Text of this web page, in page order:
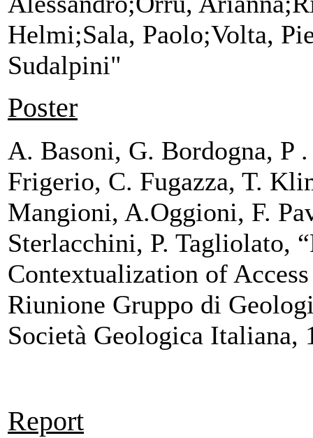
Helmi;Sala, Paolo;Volta,
Sudalpini"
Poster
A. Basoni, G. Bordogna, P
Frigerio, C. Fugazza, T.
Mangioni, A.Oggioni, F.
Sterlacchini, P. Tagliolato,
Contextualization of
Riunione Gruppo di
Società Geologica Italiana,
Report